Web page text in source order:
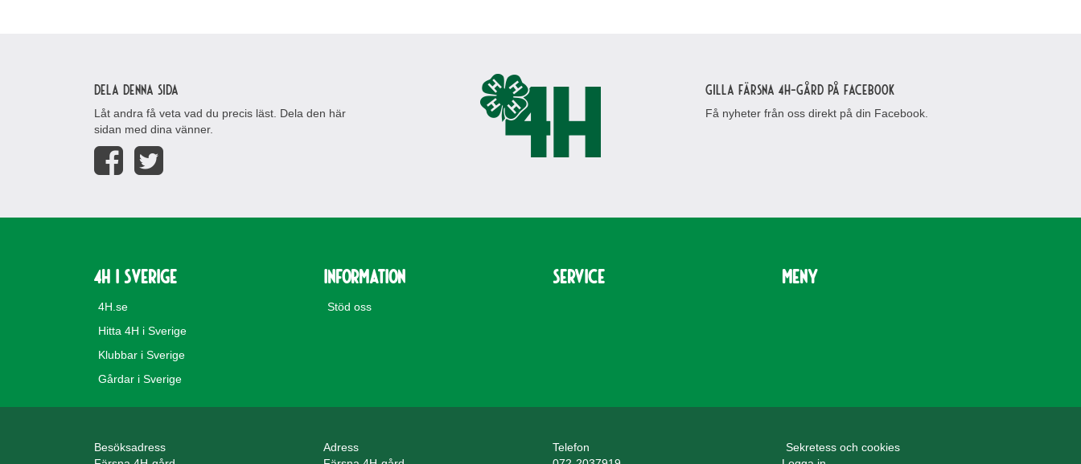
Dela denna sida
Låt andra få veta vad du precis läst. Dela den här
sidan med dina vänner.
Gilla Färsna 4H-gård på Facebook
Få nyheter från oss direkt på din Facebook.
4H i Sverige
4H.se
Hitta 4H i Sverige
Klubbar i Sverige
Gårdar i Sverige
Information
Stöd oss
Service Meny
Besöksadress
Adress
Telefon
Sekretess och cookies